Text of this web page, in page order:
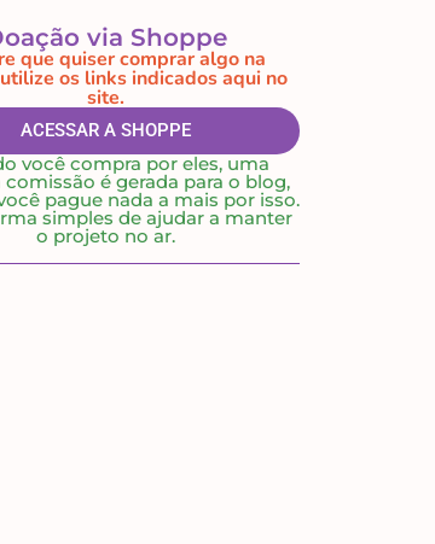
via Shoppe
que quiser comprar algo na
os links indicados aqui no
site.
ACESSAR A SHOPPE
você compra por eles, uma
comissão é gerada para o blog,
pague nada a mais por isso.
simples de ajudar a manter
o projeto no ar.